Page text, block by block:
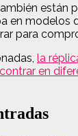
están
en modelos
para
la
en